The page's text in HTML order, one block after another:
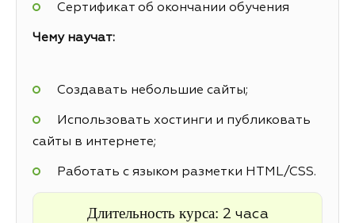
Сертификат об окончании обучения
Чему научат:
Создавать небольшие сайты;
Использовать хостинги и публиковать
сайты в интернете;
Работать с языком разметки HTML/CSS.
Длительность курса: 2 часа